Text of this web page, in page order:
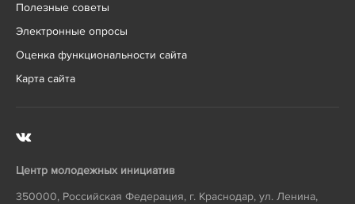
Полезные советы
Электронные опросы
Оценка функциональности сайта
Карта сайта
Центр молодежных инициатив
350000, Российская Федерация, г. Краснодар, ул. Ленина,